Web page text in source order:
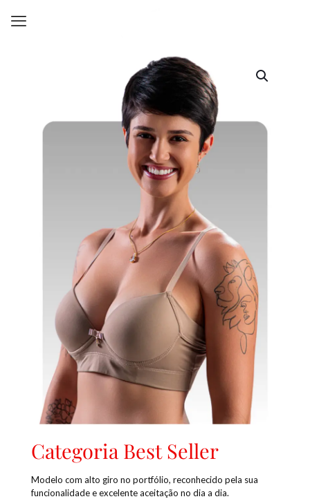
Categoria Best Seller
Modelo com alto giro no portfólio, reconhecido pela sua
funcionalidade e excelente aceitação no dia a dia.